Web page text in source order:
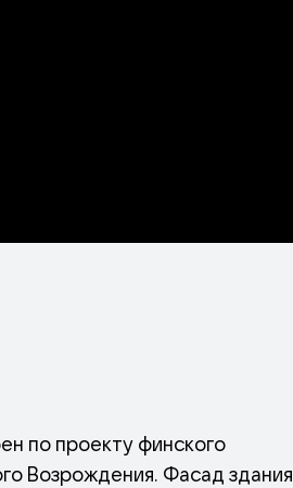
по проекту финского
Возрождения. Фасад здания